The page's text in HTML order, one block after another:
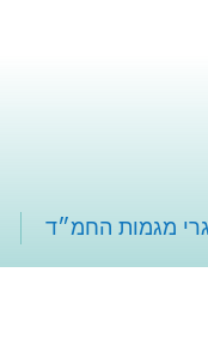
מגמות החמ״ד